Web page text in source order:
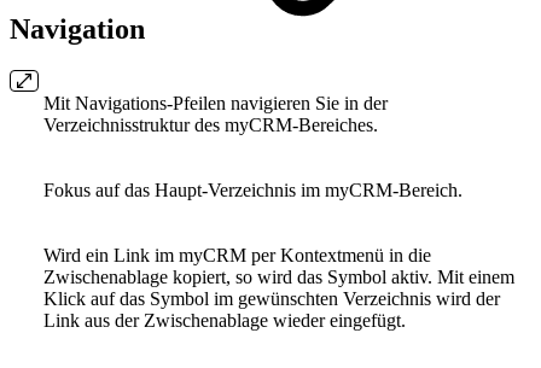
Navigation
Mit Navigations-Pfeilen navigieren Sie in der
Verzeichnisstruktur des myCRM-Bereiches.
Fokus auf das Haupt-Verzeichnis im myCRM-Bereich.
Wird ein Link im myCRM per Kontextmenü in die
Zwischenablage kopiert, so wird das Symbol aktiv. Mit einem
Klick auf das Symbol im gewünschten Verzeichnis wird der
Link aus der Zwischenablage wieder eingefügt.